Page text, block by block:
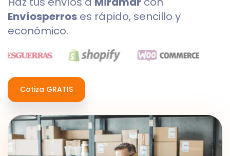
Envíosperros es rápido, sencillo y
económico.
Cotiza GRATIS